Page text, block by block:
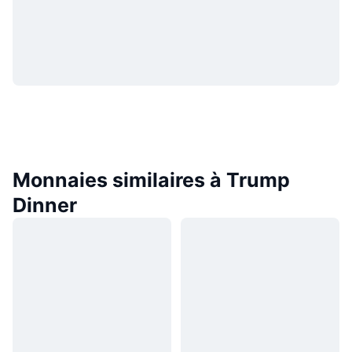
Monnaies similaires à Trump
Dinner